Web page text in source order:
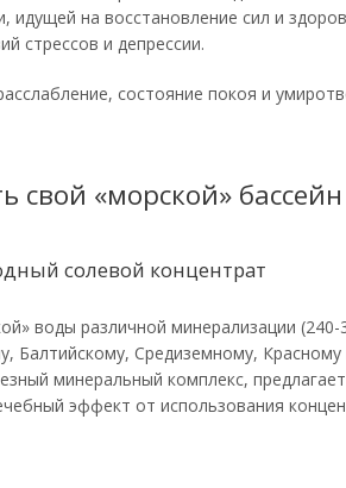
на восстановление сил и
стрессов и депрессии.
состояние покоя и
свой «морской» бассейн
солевой концентрат
воды различной минерализации
Балтийскому, Средиземному,
минеральный комплекс,
эффект от использования